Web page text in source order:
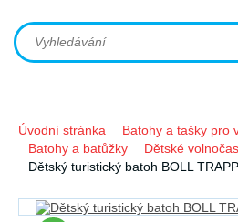
Úvodní stránka
Batohy a tašky pro
Batohy a batůžky
Dětské
Dětský turistický batoh BOLL